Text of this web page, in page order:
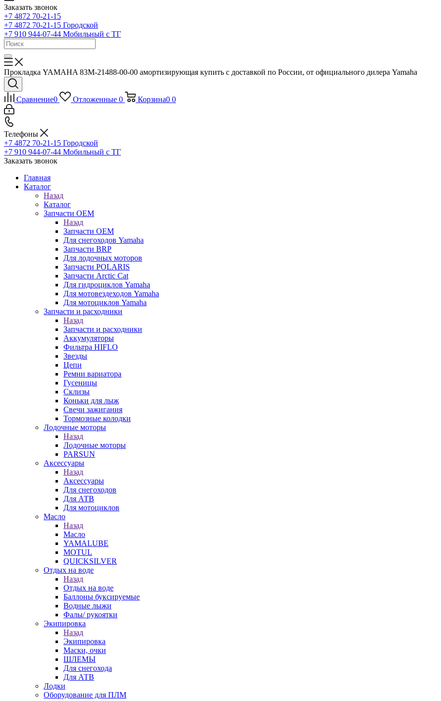
Заказать звонок
+7 4872 70-21-15
+7 4872 70-21-15 Городской
+7 910 944-07-44 Мобильный с ТГ
Прокладка YAMAHA 83M-21488-00-00 амортизирующая купить с доставкой по России, от официального дилера Yamaha
Сравнение0 Отложенные 0 Корзина0 0
Телефоны
+7 4872 70-21-15 Городской
+7 910 944-07-44 Мобильный с ТГ
Заказать звонок
Главная
Каталог
Назад
Каталог
Запчасти OEM
Назад
Запчасти OEM
Для снегоходов Yamaha
Запчасти BRP
Для лодочных моторов
Запчасти POLARIS
Запчасти Arctic Cat
Для гидроциклов Yamaha
Для мотовездеходов Yamaha
Для мотоциклов Yamaha
Запчасти и расходники
Назад
Запчасти и расходники
Аккумуляторы
Фильтра HIFLO
Звезды
Цепи
Ремни вариатора
Гусеницы
Склизы
Коньки для лыж
Свечи зажигания
Тормозные колодки
Лодочные моторы
Назад
Лодочные моторы
PARSUN
Аксессуары
Назад
Аксессуары
Для снегоходов
Для АТВ
Для мотоциклов
Масло
Назад
Масло
YAMALUBE
MOTUL
QUICKSILVER
Отдых на воде
Назад
Отдых на воде
Баллоны буксируемые
Водные лыжи
Фалы/ рукоятки
Экипировка
Назад
Экипировка
Маски, очки
ШЛЕМЫ
Для снегохода
Для АТВ
Лодки
Оборудование для ПЛМ